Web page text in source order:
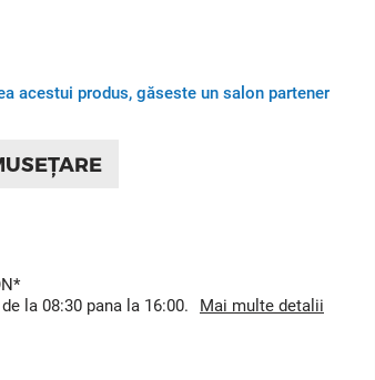
acestui produs, găseste un salon partener
la 08:30 pana la 16:00.
Mai multe detalii